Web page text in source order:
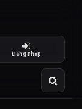
Đăng nhập